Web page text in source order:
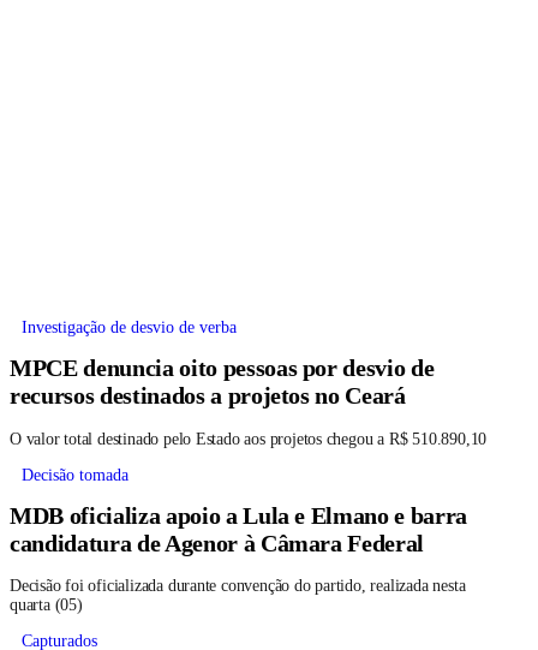
Investigação de desvio de verba
MPCE denuncia oito pessoas por desvio de
recursos destinados a projetos no Ceará
O valor total destinado pelo Estado aos projetos chegou a R$ 510.890,10
Decisão tomada
MDB oficializa apoio a Lula e Elmano e barra
candidatura de Agenor à Câmara Federal
Decisão foi oficializada durante convenção do partido, realizada nesta
quarta (05)
Capturados